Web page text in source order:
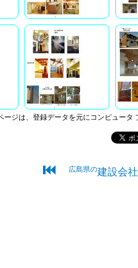
ジは、登録データを元にコンピュータ
⏮ 広島県の建設会